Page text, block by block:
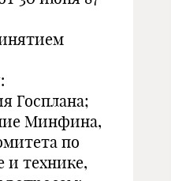
Госплана;
Минфина,
по
и технике,